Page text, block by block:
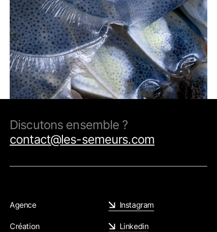
Discutons ensemble ?
contact@les-semeurs.com
Agence
Création
Instagram
Linkedin